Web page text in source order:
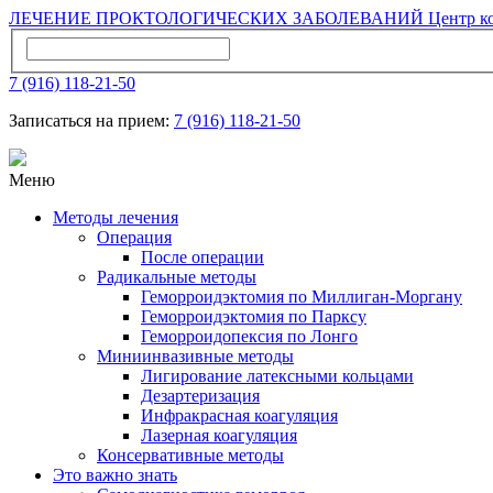
ЛЕЧЕНИЕ ПРОКТОЛОГИЧЕСКИХ ЗАБОЛЕВАНИЙ Центр
7 (916) 118-21-50
Записаться на прием: 7 (916) 118-21-50
Меню
Методы лечения
Операция
После операции
Радикальные методы
Геморроидэктомия по Миллиган-Моргану
Геморроидэктомия по Парксу
Геморроидопексия по Лонгo
Миниинвазивные методы
Лигирование латексными кольцами
Дезартеризация
Инфракрасная коагуляция
Лазерная коагуляция
Консервативные методы
Это важно знать